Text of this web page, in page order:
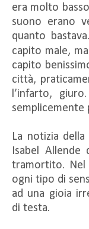
era molto
suono erano
quanto
capito male,
capito
città,
l’infarto,
semplicemente
La notizia della
Isabel Allende
tramortito.
ogni tipo di
ad una gioia
di testa.